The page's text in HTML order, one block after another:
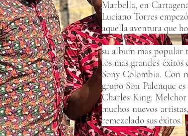
Marbella, en
Luciano Torres
aquella aventura que
su album mas
los mas grandes
Sony Colombia. Con
grupo Son Palenque
Charles King.
muchos nuevos
remezclado sus éxitos.